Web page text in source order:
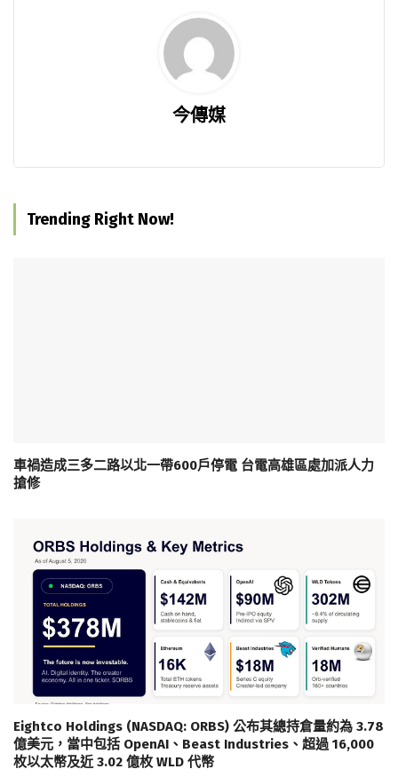
今傳媒
Trending Right Now!
車禍造成三多二路以北一帶600戶停電 台電高雄區處加派人力
搶修
Eightco Holdings (NASDAQ: ORBS) 公布其總持倉量約為 3.78
億美元，當中包括 OpenAI、Beast Industries、超過 16,000
枚以太幣及近 3.02 億枚 WLD 代幣